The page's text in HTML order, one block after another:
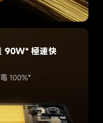
90W* 極速快
100%*